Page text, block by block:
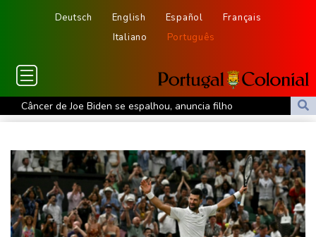
Deutsch English Español
Français
Italiano
Português
Câncer de Joe Biden se espalhou, anuncia filho
MP do Equador acusa sete supostos idealizadores do
Fifa contra-ataca e denuncia 'um esforço orquestrado para minar
seu presidente'
Turistas da Colômbia morrem em acidente de helicóptero no Rio
de Janeiro